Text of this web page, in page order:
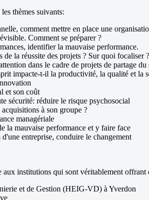
thèmes suivants:
comment mettre en place une
Comment se préparer ?
identifier la mauvaise performance.
de la réussite des projets ? Sur quoi focaliser ?
dans le cadre de projets de partage du
impacte-t-il la productivité, la qualité et la
et son coût
sécurité: réduire le risque psychosocial
à son groupe ?
managériale
la mauvaise performance et y faire face
entreprise, conduire le changement
institutions qui sont véritablement offrant
et de Gestion (HEIG-VD) à Yverdon